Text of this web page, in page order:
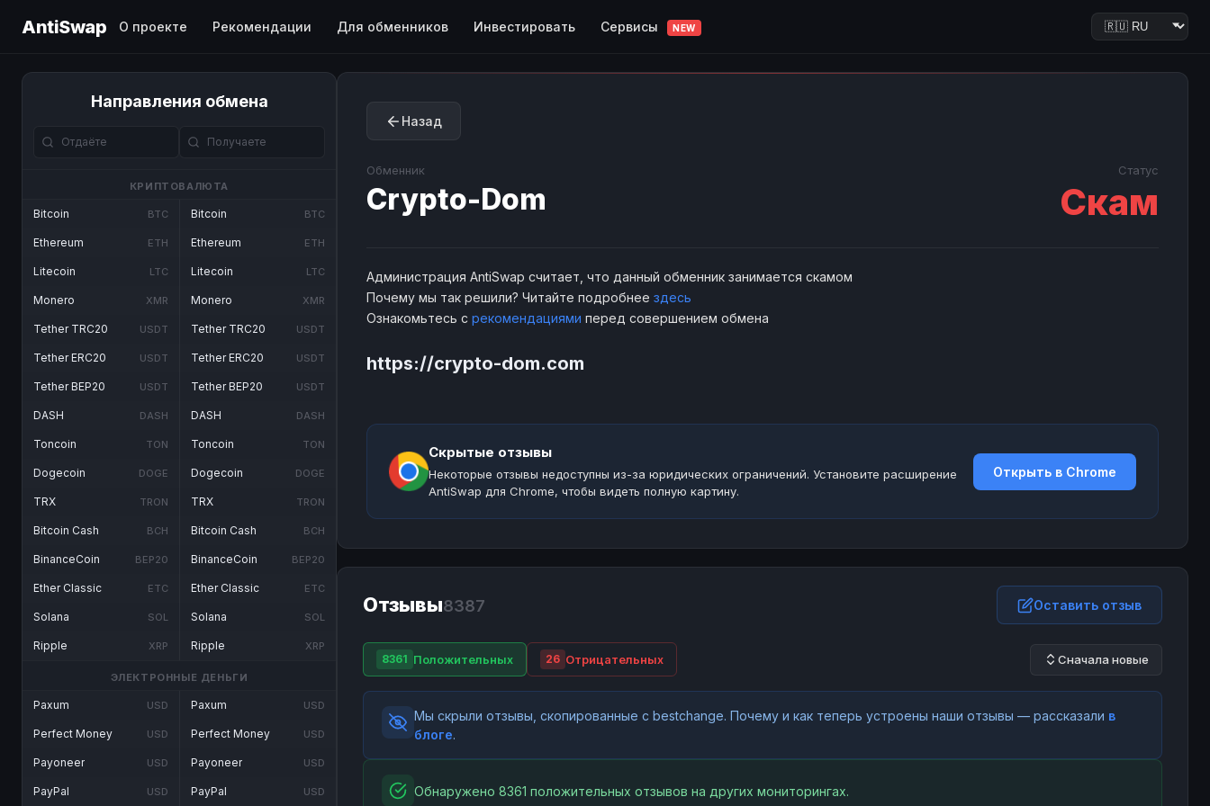
AntiSwap О проекте Рекомендации Для обменников Инвестировать Сервисы NEW
Направления обмена
КРИПТОВАЛЮТА
Bitcoin BTC
Ethereum ETH
Litecoin LTC
Monero XMR
Tether TRC20 USDT
Tether ERC20 USDT
Tether BEP20 USDT
DASH DASH
Toncoin TON
Dogecoin DOGE
TRX TRON
Bitcoin Cash BCH
BinanceCoin BEP20
Ether Classic ETC
Solana SOL
Ripple XRP
Bitcoin BTC
Ethereum ETH
Litecoin LTC
Monero XMR
Tether TRC20 USDT
Tether ERC20 USDT
Tether BEP20 USDT
DASH DASH
Toncoin TON
Dogecoin DOGE
TRX TRON
Bitcoin Cash BCH
BinanceCoin BEP20
Ether Classic ETC
Solana SOL
Ripple XRP
ЭЛЕКТРОННЫЕ ДЕНЬГИ
Paxum USD
Perfect Money USD
Payoneer USD
PayPal USD
Paxum USD
Perfect Money USD
Payoneer USD
PayPal USD
Назад
Обменник
Crypto-Dom
Статус
Скам
Администрация AntiSwap считает, что данный обменник занимается скамом
Почему мы так решили? Читайте подробнее здесь
Ознакомьтесь с рекомендациями перед совершением обмена
https://crypto-dom.com
Скрытые отзывы
Некоторые отзывы недоступны из-за юридических ограничений. Установите расширение
AntiSwap для Chrome, чтобы видеть полную картину.
Открыть в Chrome
Отзывы8387 Оставить отзыв
8361 Положительных 26 Отрицательных Сначала новые
Мы скрыли отзывы, скопированные с bestchange. Почему и как теперь устроены наши отзывы — рассказали в
блоге.
Обнаружено 8361 положительных отзывов на других мониторингах.